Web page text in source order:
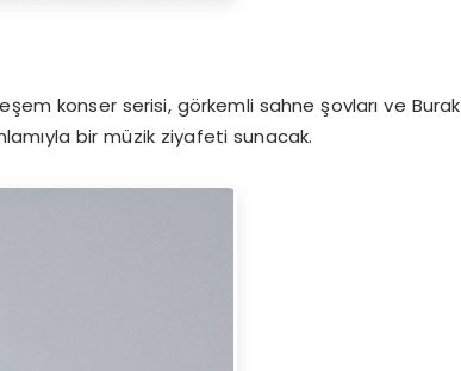
konser serisi, görkemli sahne şovları ve Burak
bir müzik ziyafeti sunacak.